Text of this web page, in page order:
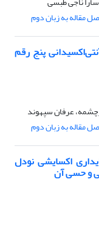
مقاله به زبان دوم
پنج رقم
عرفان سپهوند
مقاله به زبان دوم
اکسایشی نودل
و حسی آن